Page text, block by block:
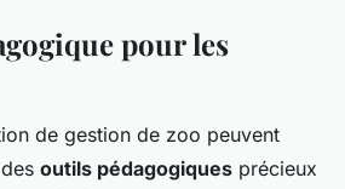
pour les
de gestion de zoo peuvent
outils pédagogiques précieux